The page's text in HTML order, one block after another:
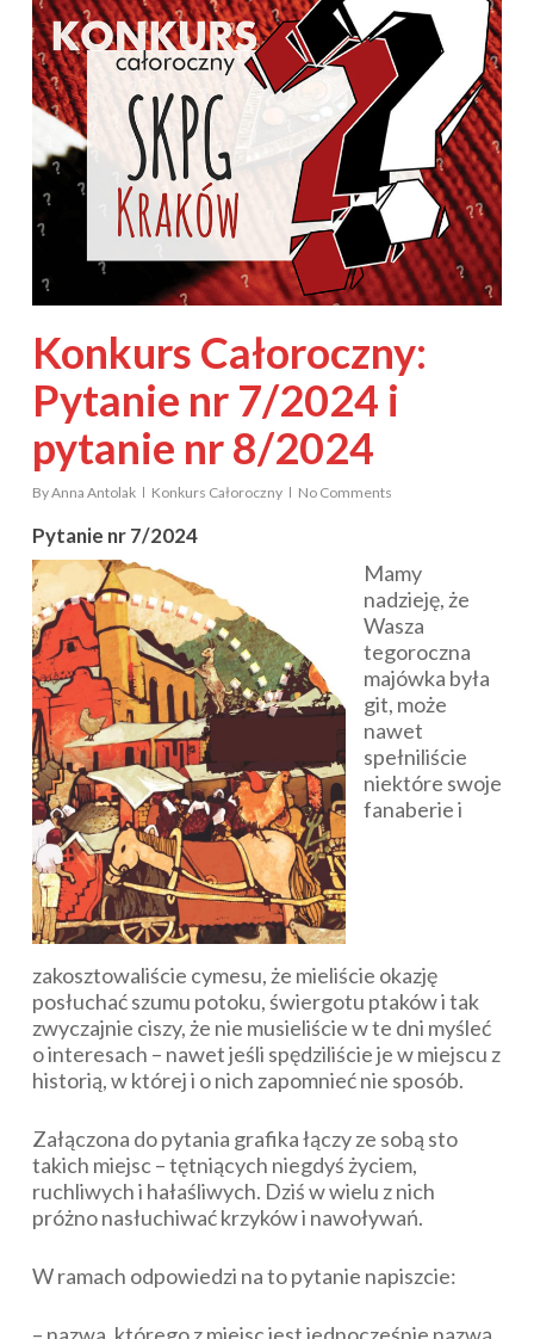
Konkurs Całoroczny:
Pytanie nr 7/2024 i
pytanie nr 8/2024
ByAnna Antolak Konkurs Całoroczny No Comments
Pytanie nr 7/2024
Mamy
nadzieję, że
Wasza
tegoroczna
majówka była
git, może
nawet
spełniliście
niektóre swoje
fanaberie i
zakosztowaliście cymesu, że mieliście okazję
posłuchać szumu potoku, świergotu ptaków i tak
zwyczajnie ciszy, że nie musieliście w te dni myśleć
o interesach – nawet jeśli spędziliście je w miejscu z
historią, w której i o nich zapomnieć nie sposób.
Załączona do pytania grafika łączy ze sobą sto
takich miejsc – tętniących niegdyś życiem,
ruchliwych i hałaśliwych. Dziś w wielu z nich
próżno nasłuchiwać krzyków i nawoływań.
W ramach odpowiedzi na to pytanie napiszcie: